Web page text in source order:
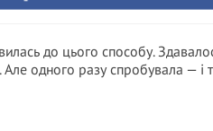
до цього способу.
одного разу спробувала — і